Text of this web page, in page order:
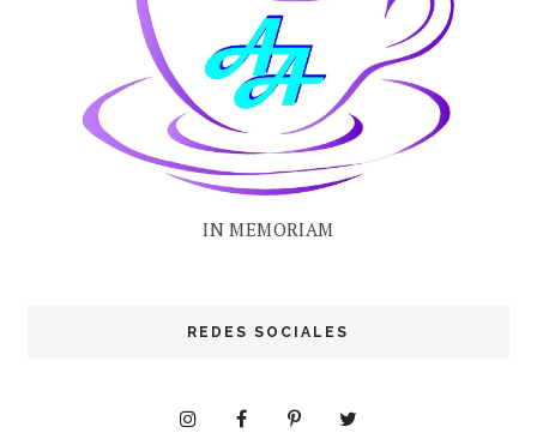
IN MEMORIAM
REDES SOCIALES